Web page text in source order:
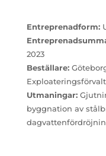
Entreprenadform:
2023
Beställare:
Utmaningar:
byggnation av